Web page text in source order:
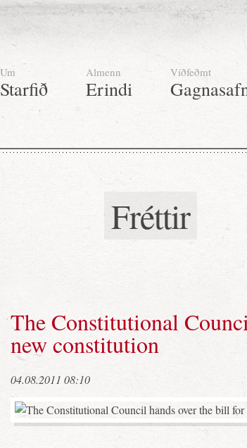
Um
Starfið
Almenn
Erindi
Víðfeðmt
Fréttir
The Constitutional
new constitution
04.08.2011 08:10